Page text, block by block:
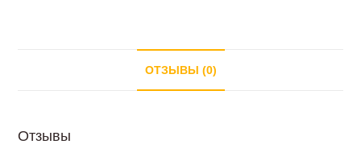
ОТЗЫВЫ (0)
Отзывы